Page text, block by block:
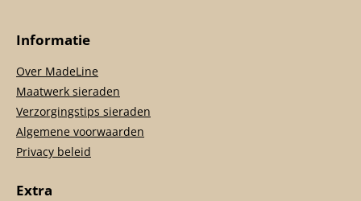
Informatie
Over MadeLine
Maatwerk sieraden
Verzorgingstips sieraden
Algemene voorwaarden
Privacy beleid
Extra